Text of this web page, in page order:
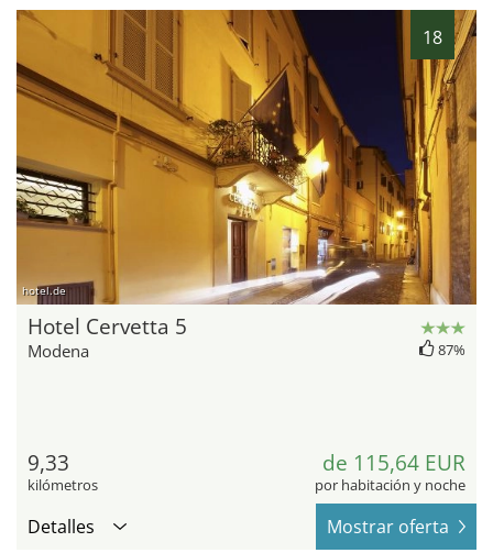
18
hotel.de
Hotel Cervetta 5
Modena 87%
9,33
kilómetros
de 115,64 EUR
por habitación y noche
Detalles Mostrar oferta